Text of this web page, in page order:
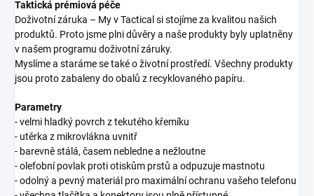
Taktická prémiová péče
Doživotní záruka – My v Tactical si stojíme za kvalitou našich
produktů. Proto jsme plni důvěry a naše produkty byly uplatněny
v našem programu doživotní záruky.
Myslíme a staráme se také o životní prostředí. Všechny produkty
jsou proto zabaleny do obalů z recyklovaného papíru.
Parametry
- velmi hladký povrch z tekutého křemíku
- utěrka z mikrovlákna uvnitř
- barevně stálá, časem nebledne a nežloutne
- olefobní povlak proti otiskům prstů a odpuzuje mastnotu
- odolný a pevný materiál pro maximální ochranu vašeho telefonu